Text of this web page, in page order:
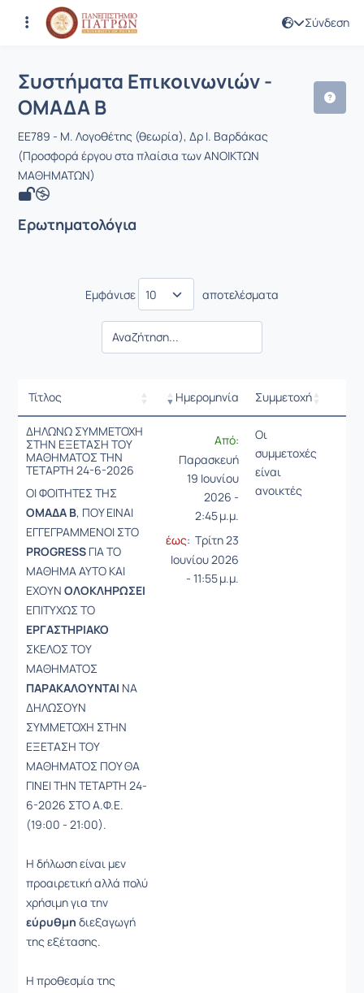
Σύνδεση
Μάθημα : Συστήματα Επικοινωνιών
Κωδικός : EE789
Συστήματα Επικοινωνιών -
ΟΜΑΔΑ Β
EE789 - Μ. Λογοθέτης (θεωρία), Δρ Ι. Βαρδάκας
(Προσφορά έργου στα πλαίσια των ΑΝΟΙΚΤΩΝ
ΜΑΘΗΜΑΤΩΝ)
Ερωτηματολόγια
Εμφάνισε αποτελέσματα
Τίτλος Ημερομηνία Συμμετοχή
ΔΗΛΩΝΩ ΣΥΜΜΕΤΟΧΗ
ΣΤΗΝ ΕΞΕΤΑΣΗ ΤΟΥ
ΜΑΘΗΜΑΤΟΣ ΤΗΝ
ΤΕΤΑΡΤΗ 24-6-2026
ΟΙ ΦΟΙΤΗΤΕΣ ΤΗΣ
ΟΜΑΔΑ Β, ΠΟΥ ΕΙΝΑΙ
ΕΓΓΕΓΡΑΜΜΕΝΟΙ ΣΤΟ
PROGRESS ΓΙΑ ΤΟ
ΜΑΘΗΜΑ ΑΥΤΟ ΚΑΙ
ΕΧΟΥΝ ΟΛΟΚΛΗΡΩΣΕΙ
ΕΠΙΤΥΧΩΣ ΤΟ
ΕΡΓΑΣΤΗΡΙΑΚΟ
ΣΚΕΛΟΣ ΤΟΥ
ΜΑΘΗΜΑΤΟΣ
ΠΑΡΑΚΑΛΟΥΝΤΑΙ ΝΑ
ΔΗΛΩΣΟΥΝ
ΣΥΜΜΕΤΟΧΗ ΣΤΗΝ
ΕΞΕΤΑΣΗ ΤΟΥ
ΜΑΘΗΜΑΤΟΣ ΠΟΥ ΘΑ
ΓΙΝΕΙ ΤΗΝ ΤΕΤΑΡΤΗ 24-
6-2026 ΣΤΟ Α.Φ.Ε.
(19:00 - 21:00).
Η δήλωση είναι μεν
προαιρετική αλλά πολύ
χρήσιμη για την
εύρυθμη διεξαγωγή
της εξέτασης.
Η προθεσμία της
Από:
Παρασκευή
19 Ιουνίου
2026 -
2:45 μ.μ.
έως: Τρίτη 23
Ιουνίου 2026
- 11:55 μ.μ.
Οι
συμμετοχές
είναι
ανοικτές